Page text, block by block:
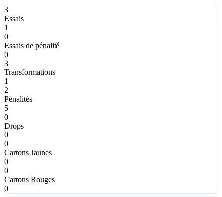
3
Essais
1
0
Essais de pénalité
0
3
Transformations
1
2
Pénalités
5
0
Drops
0
0
Cartons Jaunes
0
0
Cartons Rouges
0